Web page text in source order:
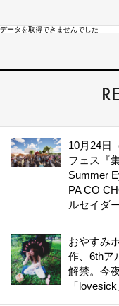
データを取得できませんでした
10月24日
フェス『
Summer
PA CO
ルセイダ
おやすみ
作、6thア
解禁。今
「